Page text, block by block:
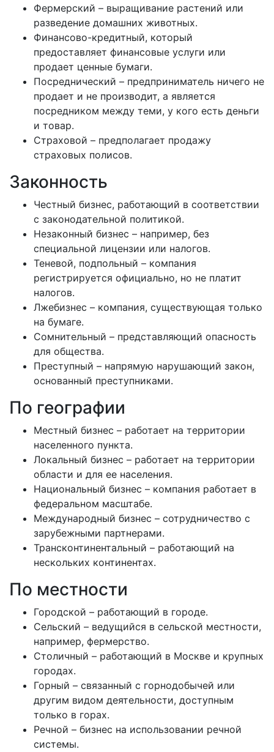
Фермерский – выращивание растений или
разведение домашних животных.
Финансово-кредитный, который
предоставляет финансовые услуги или
продает ценные бумаги.
Посреднический – предприниматель ничего не
продает и не производит, а является
посредником между теми, у кого есть деньги
и товар.
Страховой – предполагает продажу
страховых полисов.
Законность
Честный бизнес, работающий в соответствии
с законодательной политикой.
Незаконный бизнес – например, без
специальной лицензии или налогов.
Теневой, подпольный – компания
регистрируется официально, но не платит
налогов.
Лжебизнес – компания, существующая только
на бумаге.
Сомнительный – представляющий опасность
для общества.
Преступный – напрямую нарушающий закон,
основанный преступниками.
По географии
Местный бизнес – работает на территории
населенного пункта.
Локальный бизнес – работает на территории
области и для ее населения.
Национальный бизнес – компания работает в
федеральном масштабе.
Международный бизнес – сотрудничество с
зарубежными партнерами.
Трансконтинентальный – работающий на
нескольких континентах.
По местности
Городской – работающий в городе.
Сельский – ведущийся в сельской местности,
например, фермерство.
Столичный – работающий в Москве и крупных
городах.
Горный – связанный с горнодобычей или
другим видом деятельности, доступным
только в горах.
Речной – бизнес на использовании речной
системы.